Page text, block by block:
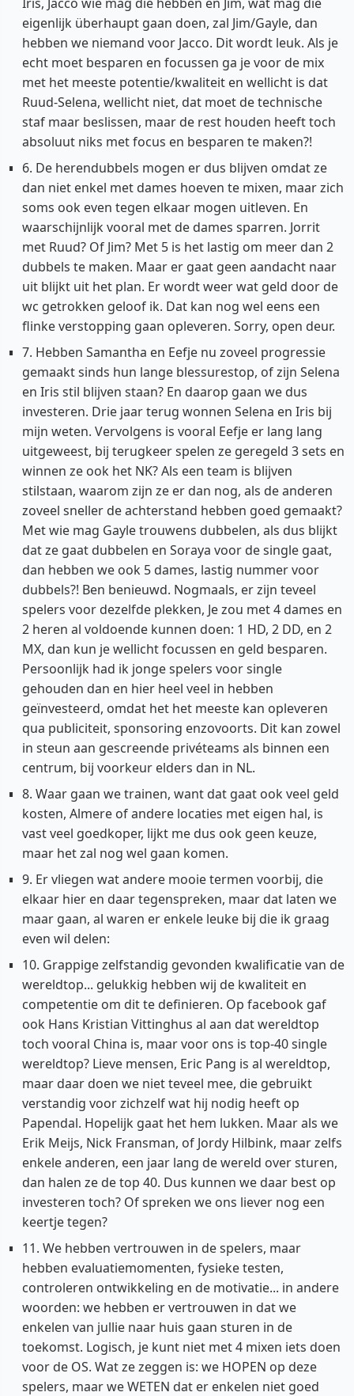
eigenlijk überhaupt gaan doen, zal Jim/Gayle, dan
hebben we niemand voor Jacco. Dit wordt leuk. Als je
echt moet besparen en focussen ga je voor de mix
met het meeste potentie/kwaliteit en wellicht is dat
Ruud-Selena, wellicht niet, dat moet de technische
staf maar beslissen, maar de rest houden heeft toch
absoluut niks met focus en besparen te maken?!
6. De herendubbels mogen er dus blijven omdat ze
dan niet enkel met dames hoeven te mixen, maar zich
soms ook even tegen elkaar mogen uitleven. En
waarschijnlijk vooral met de dames sparren. Jorrit
met Ruud? Of Jim? Met 5 is het lastig om meer dan 2
dubbels te maken. Maar er gaat geen aandacht naar
uit blijkt uit het plan. Er wordt weer wat geld door de
wc getrokken geloof ik. Dat kan nog wel eens een
flinke verstopping gaan opleveren. Sorry, open deur.
7. Hebben Samantha en Eefje nu zoveel progressie
gemaakt sinds hun lange blessurestop, of zijn Selena
en Iris stil blijven staan? En daarop gaan we dus
investeren. Drie jaar terug wonnen Selena en Iris bij
mijn weten. Vervolgens is vooral Eefje er lang lang
uitgeweest, bij terugkeer spelen ze geregeld 3 sets en
winnen ze ook het NK? Als een team is blijven
stilstaan, waarom zijn ze er dan nog, als de anderen
zoveel sneller de achterstand hebben goed gemaakt?
Met wie mag Gayle trouwens dubbelen, als dus blijkt
dat ze gaat dubbelen en Soraya voor de single gaat,
dan hebben we ook 5 dames, lastig nummer voor
dubbels?! Ben benieuwd. Nogmaals, er zijn teveel
spelers voor dezelfde plekken, Je zou met 4 dames en
2 heren al voldoende kunnen doen: 1 HD, 2 DD, en 2
MX, dan kun je wellicht focussen en geld besparen.
Persoonlijk had ik jonge spelers voor single
gehouden dan en hier heel veel in hebben
geïnvesteerd, omdat het het meeste kan opleveren
qua publiciteit, sponsoring enzovoorts. Dit kan zowel
in steun aan gescreende privéteams als binnen een
centrum, bij voorkeur elders dan in NL.
8. Waar gaan we trainen, want dat gaat ook veel geld
kosten, Almere of andere locaties met eigen hal, is
vast veel goedkoper, lijkt me dus ook geen keuze,
maar het zal nog wel gaan komen.
9. Er vliegen wat andere mooie termen voorbij, die
elkaar hier en daar tegenspreken, maar dat laten we
maar gaan, al waren er enkele leuke bij die ik graag
even wil delen:
10. Grappige zelfstandig gevonden kwalificatie van de
wereldtop... gelukkig hebben wij de kwaliteit en
competentie om dit te definieren. Op facebook gaf
ook Hans Kristian Vittinghus al aan dat wereldtop
toch vooral China is, maar voor ons is top-40 single
wereldtop? Lieve mensen, Eric Pang is al wereldtop,
maar daar doen we niet teveel mee, die gebruikt
verstandig voor zichzelf wat hij nodig heeft op
Papendal. Hopelijk gaat het hem lukken. Maar als we
Erik Meijs, Nick Fransman, of Jordy Hilbink, maar zelfs
enkele anderen, een jaar lang de wereld over sturen,
dan halen ze de top 40. Dus kunnen we daar best op
investeren toch? Of spreken we ons liever nog een
keertje tegen?
11. We hebben vertrouwen in de spelers, maar
hebben evaluatiemomenten, fysieke testen,
controleren ontwikkeling en de motivatie... in andere
woorden: we hebben er vertrouwen in dat we
enkelen van jullie naar huis gaan sturen in de
toekomst. Logisch, je kunt niet met 4 mixen iets doen
voor de OS. Wat ze zeggen is: we HOPEN op deze
spelers, maar we WETEN dat er enkelen niet goed